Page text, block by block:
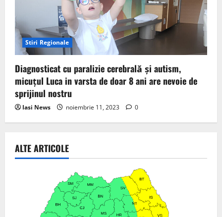
Stiri Regionale
Diagnosticat cu paralizie cerebrală și autism,
micuțul Luca in varsta de doar 8 ani are nevoie de
sprijinul nostru
Iasi News noiembrie 11, 2023 0
ALTE ARTICOLE